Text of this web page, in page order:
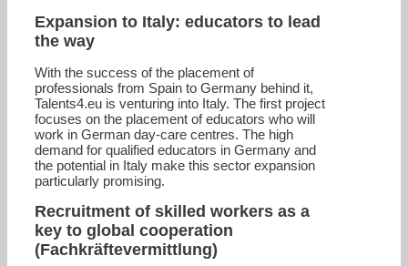
Expansion to Italy: educators to lead
the way
With the success of the placement of
professionals from Spain to Germany behind it,
Talents4.eu is venturing into Italy. The first project
focuses on the placement of educators who will
work in German day-care centres. The high
demand for qualified educators in Germany and
the potential in Italy make this sector expansion
particularly promising.
Recruitment of skilled workers as a
key to global cooperation
(Fachkräftevermittlung)